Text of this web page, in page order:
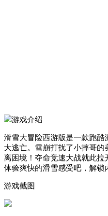
游戏介绍
滑雪大冒险西游版是一款跑
大逃亡。雪崩打扰了小摔哥
离困境！夺命竞速大战就此拉
体验爽快的滑雪感受吧，解锁
游戏截图